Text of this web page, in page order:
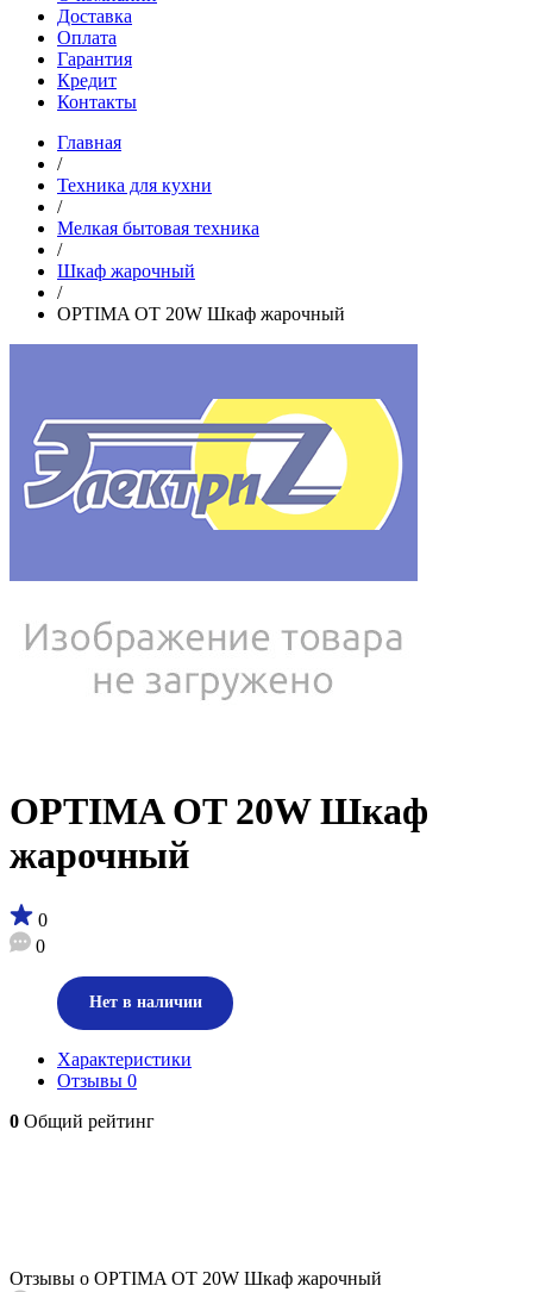
Доставка
Оплата
Гарантия
Кредит
Контакты
Главная
/
Техника для кухни
/
Мелкая бытовая техника
/
Шкаф жарочный
/
OPTIMA OT 20W Шкаф жарочный
OPTIMA OT 20W Шкаф
жарочный
0
0
Нет в наличии
Характеристики
Отзывы 0
0 Общий рейтинг
Отзывы о OPTIMA OT 20W Шкаф жарочный